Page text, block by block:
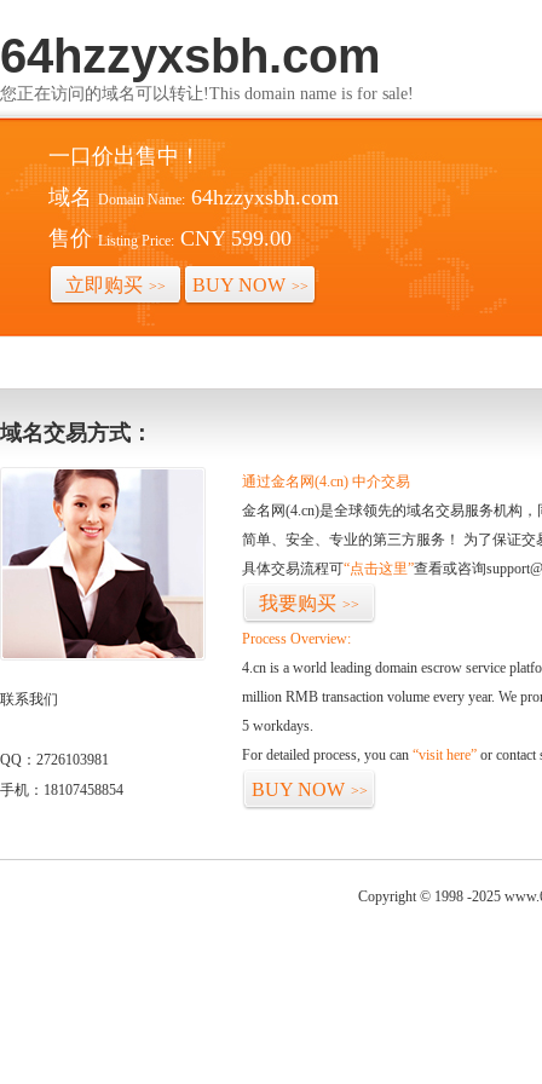
64hzzyxsbh.com
您正在访问的域名可以转让!This domain name is for sale!
一口价出售中！
域名 Domain Name: 64hzzyxsbh.com
售价 Listing Price: CNY 599.00
立即购买 >> BUY NOW >>
域名交易方式：
联系我们
QQ：2726103981
手机：18107458854
通过金名网(4.cn) 中介交易
金名网(4.cn)是全球领先的域名交易服务机构
简单、安全、专业的第三方服务！ 为了保证
具体交易流程可“点击这里”查看或咨询
我要购买 >>
Process Overview:
4.cn is a world leading domain escrow service
million RMB transaction volume every year. We
5 workdays.
For detailed process, you can “visit here” or contact
BUY NOW >>
Copyright © 1998 -2025